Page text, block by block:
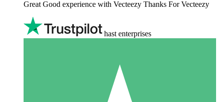
Great Good experience with Vecteezy Thanks For Vecteezy
hast enterprises